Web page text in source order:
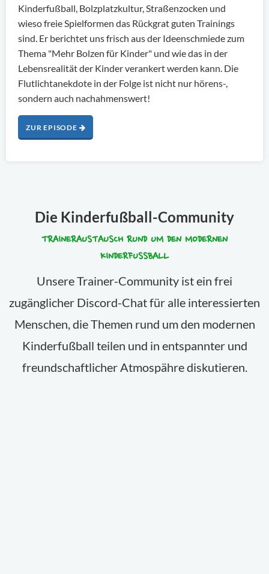
Kinderfußball, Bolzplatzkultur, Straßenzocken und
wieso freie Spielformen das Rückgrat guten Trainings
sind. Er berichtet uns frisch aus der Ideenschmiede zum
Thema "Mehr Bolzen für Kinder" und wie das in der
Lebensrealität der Kinder verankert werden kann. Die
Flutlichtanekdote in der Folge ist nicht nur hörens-,
sondern auch nachahmenswert!
ZUR EPISODE
Die Kinderfußball-Community
TRAINERAUSTAUSCH RUND UM DEN MODERNEN
KINDERFUSSBALL
Unsere Trainer-Community ist ein frei
zugänglicher Discord-Chat für alle interessierten
Menschen, die Themen rund um den modernen
Kinderfußball teilen und in entspannter und
freundschaftlicher Atmospähre diskutieren.